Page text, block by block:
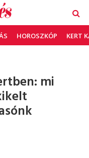
HOROSZKÓP KERT
mi